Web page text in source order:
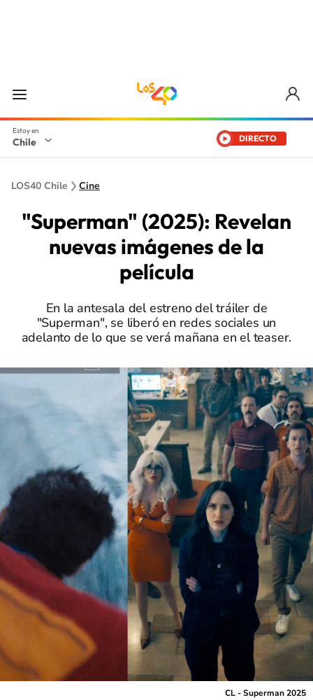
Chile DIRECTO
LOS40 Chile Cine
"Superman" (2025): Revelan
nuevas imágenes de la
película
En la antesala del estreno del tráiler de
"Superman", se liberó en redes sociales un
adelanto de lo que se verá mañana en el teaser.
CL - Superman 2025